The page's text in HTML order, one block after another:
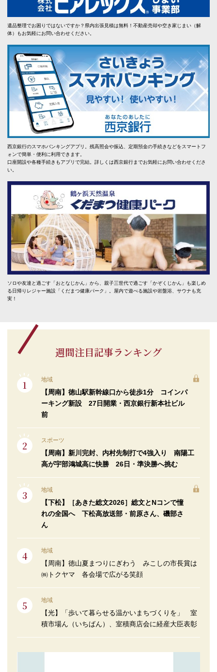
遺品整理でお困りではないですか？県内出張見積は無料！不動産売却や空き家じまい（解
体）もお気軽にお問い合わせください。
西京銀行のスマホバンキングアプリ。残高照会や振込、定期預金の手続きなどをスマートフ
ォンで簡単・便利に利用できます。
口座開設や各種手続きもアプリで完結。詳しくは西京銀行までお気軽にお問い合わせくださ
い。
ソロや友達と過ごす「おとなじかん」から、親子三世代で過ごす「かぞくじかん」も楽しめ
る日帰りレジャー施設「くだまつ健康パーク」。屋内で遊べる施設や岩盤浴、サウナも充
実！
週間注目記事ランキング
地域
【周南】徳山駅新幹線口から徒歩1分 コインパ
ーキング新設 27日開業・西京銀行新本社ビル
前
スポーツ
【周南】新川完封、内村先制打で4強入り 南陽工
高が宇部鴻城高に快勝 26日・準決勝へ挑む
地域
【下松】［あきた総文2026］総文とNコンで憧
れの全国へ 下松高放送部・前原さん、磯部さ
ん
地域
【周南】徳山夏まつりにぎわう みこしの市長賞は
㈱トクヤマ 各会場で広がる笑顔
地域
【光】「歩いて暮らせる温かいまちづくりを」 室
積市場ん（いちばん）、室積商店会に経産大臣表彰